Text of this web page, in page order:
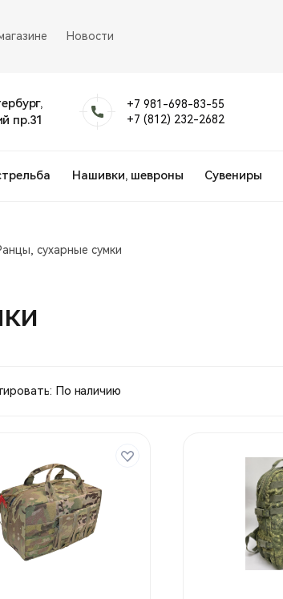
Новости
пр.31
+7 981-698-83-55
+7 (812) 232-2682
Нашивки, шевроны Сувениры
сухарные сумки
По наличию